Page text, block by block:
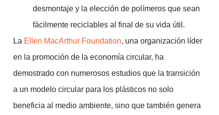
desmontaje y la elección de polímeros que sean
fácilmente reciclables al final de su vida útil.
La Ellen MacArthur Foundation, una organización líder
en la promoción de la economía circular, ha
demostrado con numerosos estudios que la transición
a un modelo circular para los plásticos no solo
beneficia al medio ambiente, sino que también genera